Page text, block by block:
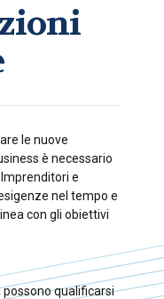
le nuove
è necessario
e
nel tempo e
con gli obiettivi
qualificarsi